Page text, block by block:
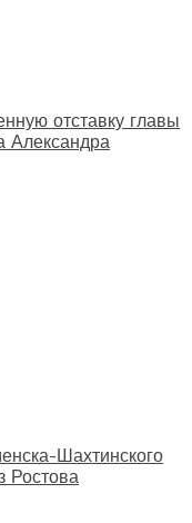
отставку главы
Александра
Шахтинского
Ростова